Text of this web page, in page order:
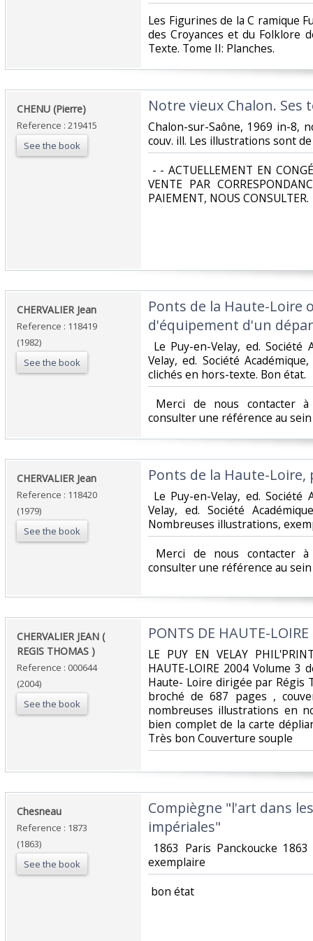
‎Les Figurines de la C ramique
des Croyances et du Folklore
Texte. Tome II: Planches.‎
‎CHENU (Pierre)‎
Reference : 219415
See the book
‎Notre vieux Chalon. Ses
‎Chalon-sur-Saône, 1969 in-8,
couv. ill. Les illustrations sont
- - ACTUELLEMENT EN
VENTE PAR
PAIEMENT, NOUS CONSULTER.‎
‎CHERVALIER Jean‎
Reference : 118419
(1982)
See the book
‎Ponts de la Haute-Loire
d'équipement d'un
Le Puy-en-Velay, ed.
Velay, ed. Société
clichés en hors-texte. Bon état.‎
Merci de nous contacter
consulter une référence au
‎CHERVALIER Jean‎
Reference : 118420
(1979)
See the book
‎Ponts de la Haute-Loire,
Le Puy-en-Velay, ed.
Velay, ed. Société
Nombreuses illustrations,
Merci de nous contacter
consulter une référence au
‎CHERVALIER JEAN (
REGIS THOMAS )‎
Reference : 000644
(2004)
See the book
‎PONTS DE HAUTE-LOIRE‎
‎LE PUY EN VELAY
HAUTE-LOIRE 2004 Volume
Haute- Loire dirigée par Régis
broché de 687 pages ,
nombreuses illustrations en
bien complet de la carte
Très bon Couverture souple ‎
‎Chesneau‎
Reference : 1873
(1863)
See the book
‎Compiègne "l'art dans
impériales"‎
1863 Paris Panckoucke
exemplaire‎
‎ bon état ‎